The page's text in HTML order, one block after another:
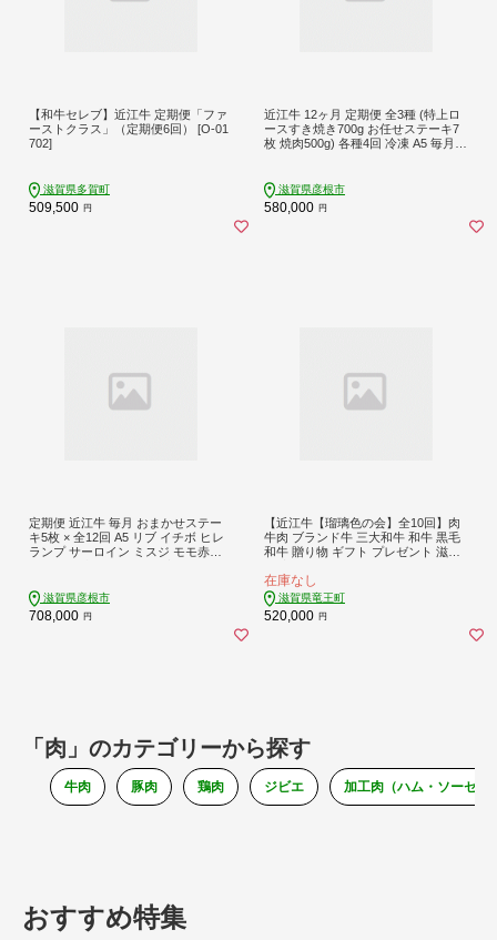
【和牛セレブ】近江牛 定期便「ファ
ーストクラス」（定期便6回） [O-01
702]
滋賀県多賀町
509,500 円
近江牛 12ヶ月 定期便 全3種 (特上ロ
ースすき焼き700g お任せステーキ7
枚 焼肉500g) 各種4回 冷凍 A5 毎月
国産 黒毛和牛 ブランド牛 国産牛 1年
1年定期便 A5ランク メス牛 みのや精
肉店 滋賀 彦根
滋賀県彦根市
580,000 円
定期便 近江牛 毎月 おまかせステー
キ5枚 × 全12回 A5 リブ イチボ ヒレ
ランプ サーロイン ミスジ モモ赤身
毛和牛 冷凍 ブランド牛 日本三大和
牛 国産牛 希少 メス牛 一頭買い みの
や
滋賀県彦根市
708,000 円
【近江牛【瑠璃色の会】全10回】肉
牛肉 ブランド牛 三大和牛 和牛 黒毛
和牛 贈り物 ギフト プレゼント 滋賀
在庫なし
滋賀県竜王町
520,000 円
「肉」のカテゴリーから探す
牛肉 豚肉 鶏肉 ジビエ 加工肉（ハム・ソーセー
おすすめ特集